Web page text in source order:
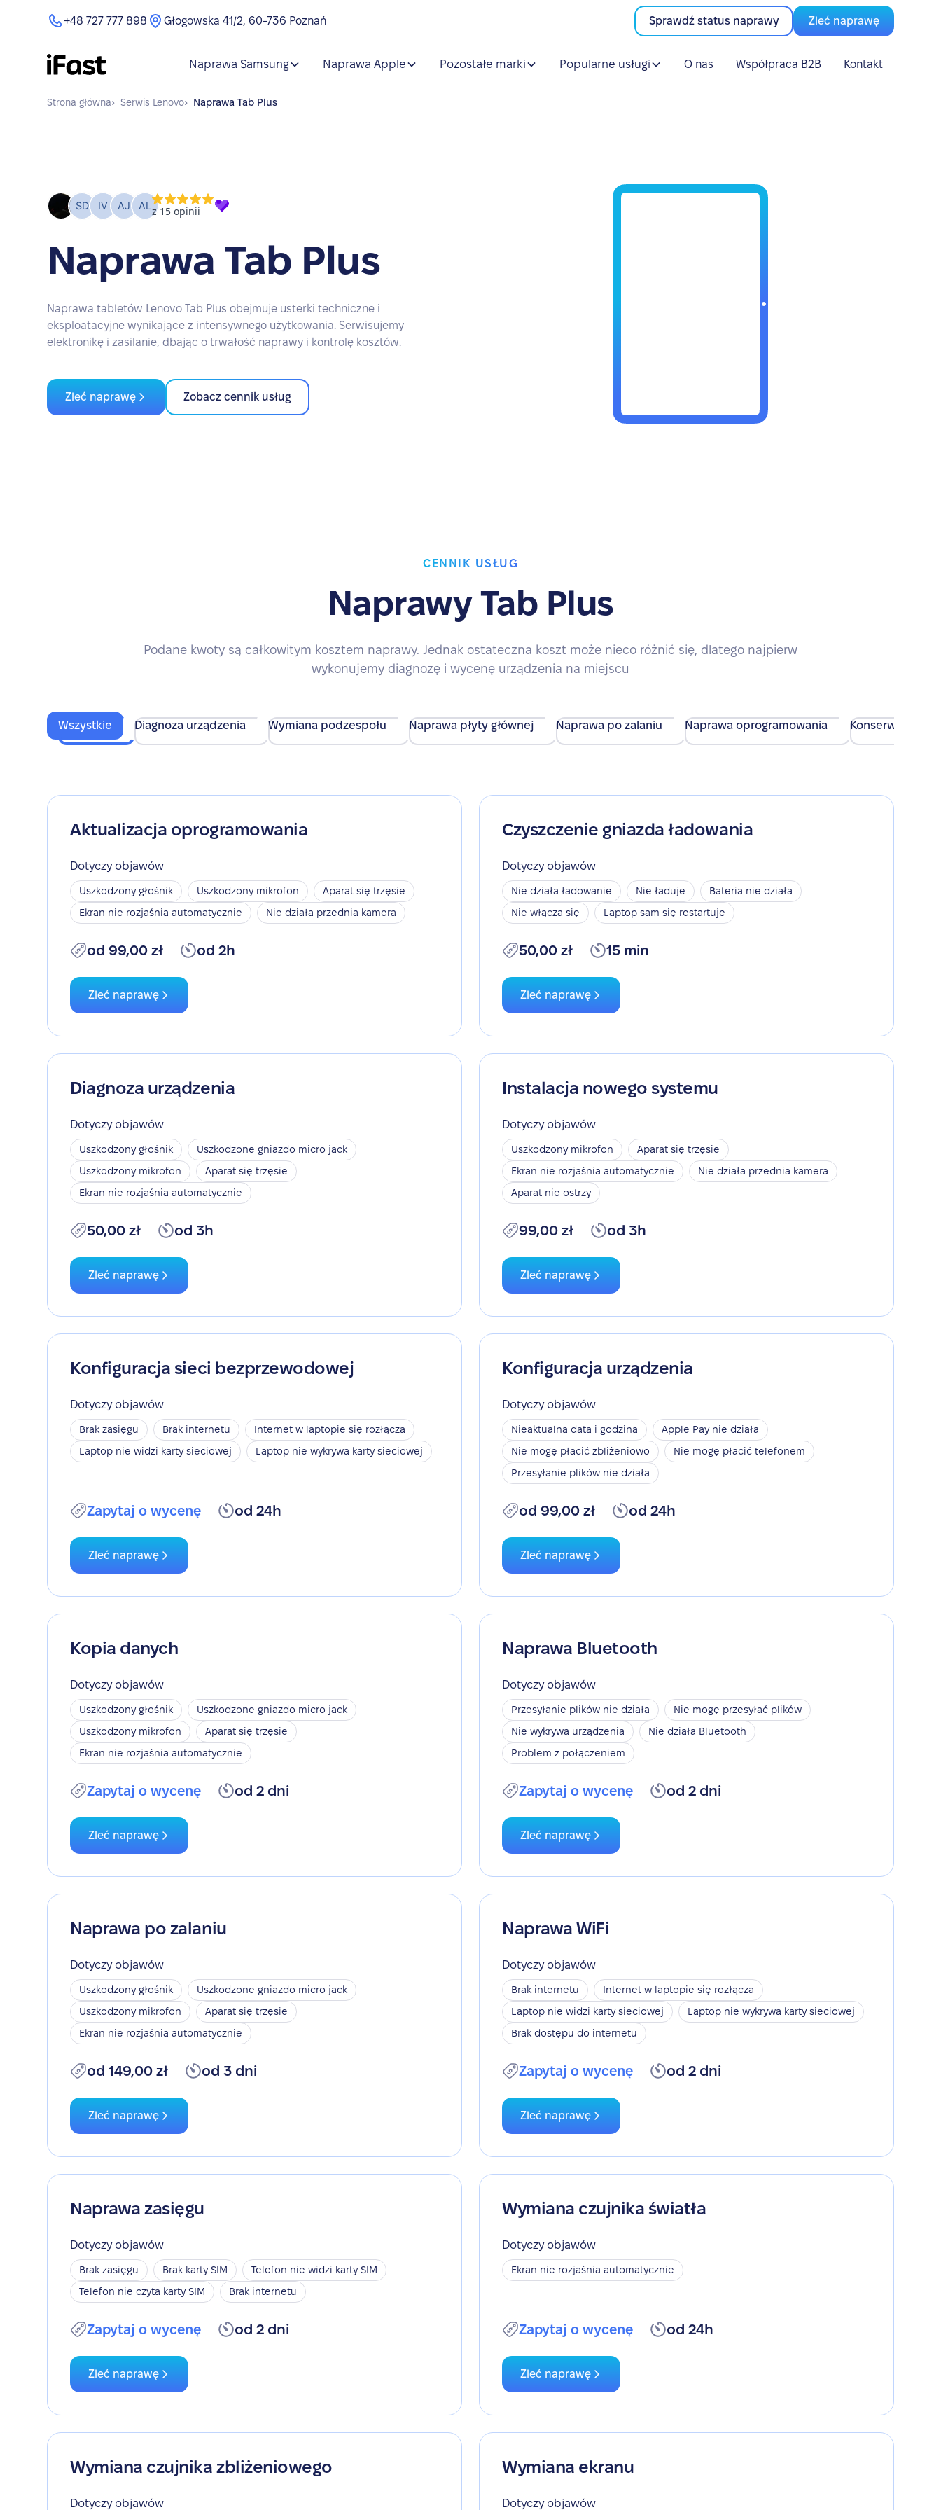
+48 727 777 898 Głogowska 41/2, 60-736 Poznań Sprawdź status naprawy Zleć naprawę
Naprawa Samsung Naprawa Apple Pozostałe marki Popularne usługi O nas Współpraca B2B Kontakt
Strona główna› Serwis Lenovo› Naprawa Tab Plus
Naprawa Tab Plus
Naprawa tabletów Lenovo Tab Plus obejmuje usterki techniczne i
eksploatacyjne wynikające z intensywnego użytkowania. Serwisujemy
elektronikę i zasilanie, dbając o trwałość naprawy i kontrolę kosztów.
Zleć naprawę Zobacz cennik usług
CENNIK USŁUG
Naprawy Tab Plus
Podane kwoty są całkowitym kosztem naprawy. Jednak ostateczna koszt może nieco różnić się, dlatego najpierw
wykonujemy diagnozę i wycenę urządzenia na miejscu
Wszystkie Diagnoza urządzenia Wymiana podzespołu Naprawa płyty głównej Naprawa po zalaniu Naprawa oprogramowania Konserwacja
Aktualizacja oprogramowania
Dotyczy objawów
Uszkodzony głośnik Uszkodzony mikrofon
Aparat się trzęsie
Ekran nie rozjaśnia automatycznie
Nie działa przednia kamera
od 99,00 zł od 2h
Zleć naprawę
Czyszczenie gniazda ładowania
Dotyczy objawów
Nie działa ładowanie Nie ładuje
Bateria nie działa
Nie włącza się
Laptop sam się restartuje
50,00 zł 15 min
Zleć naprawę
Diagnoza urządzenia
Dotyczy objawów
Uszkodzony głośnik
Uszkodzone gniazdo micro jack
Uszkodzony mikrofon
Aparat się trzęsie
Ekran nie rozjaśnia automatycznie
50,00 zł od 3h
Zleć naprawę
Instalacja nowego systemu
Dotyczy objawów
Uszkodzony mikrofon
Aparat się trzęsie
Ekran nie rozjaśnia automatycznie
Nie działa przednia kamera
Aparat nie ostrzy
99,00 zł od 3h
Zleć naprawę
Konfiguracja sieci bezprzewodowej
Dotyczy objawów
Brak zasięgu Brak internetu
Internet w laptopie się rozłącza
Laptop nie widzi karty sieciowej
Laptop nie wykrywa karty sieciowej
Zapytaj o wycenę od 24h
Zleć naprawę
Konfiguracja urządzenia
Dotyczy objawów
Nieaktualna data i godzina
Apple Pay nie działa
Nie mogę płacić zbliżeniowo
Nie mogę płacić telefonem
Przesyłanie plików nie działa
od 99,00 zł od 24h
Zleć naprawę
Kopia danych
Dotyczy objawów
Uszkodzony głośnik
Uszkodzone gniazdo micro jack
Uszkodzony mikrofon
Aparat się trzęsie
Ekran nie rozjaśnia automatycznie
Zapytaj o wycenę od 2 dni
Zleć naprawę
Naprawa Bluetooth
Dotyczy objawów
Przesyłanie plików nie działa
Nie mogę przesyłać plików
Nie wykrywa urządzenia
Nie działa Bluetooth
Problem z połączeniem
Zapytaj o wycenę od 2 dni
Zleć naprawę
Naprawa po zalaniu
Dotyczy objawów
Uszkodzony głośnik
Uszkodzone gniazdo micro jack
Uszkodzony mikrofon
Aparat się trzęsie
Ekran nie rozjaśnia automatycznie
od 149,00 zł od 3 dni
Zleć naprawę
Naprawa WiFi
Dotyczy objawów
Brak internetu
Internet w laptopie się rozłącza
Laptop nie widzi karty sieciowej
Laptop nie wykrywa karty sieciowej
Brak dostępu do internetu
Zapytaj o wycenę od 2 dni
Zleć naprawę
Naprawa zasięgu
Dotyczy objawów
Brak zasięgu Brak karty SIM
Telefon nie widzi karty SIM
Telefon nie czyta karty SIM
Brak internetu
Zapytaj o wycenę od 2 dni
Zleć naprawę
Wymiana czujnika światła
Dotyczy objawów
Ekran nie rozjaśnia automatycznie
Zapytaj o wycenę od 24h
Zleć naprawę
Wymiana czujnika zbliżeniowego
Dotyczy objawów
Wymiana ekranu
Dotyczy objawów